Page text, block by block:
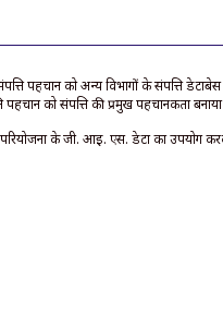
पहचान को अन्य विभागों के संपत्ति
पहचान को संपत्ति की प्रमुख पहचानकर्ता
परियोजना के जी. आई. एस. डेटा का उपयोग